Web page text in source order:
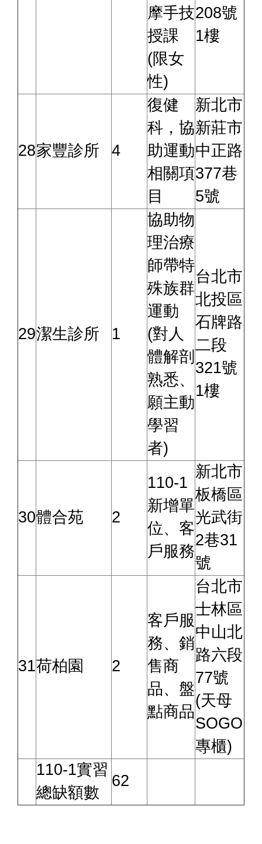
摩手技
授課
(限女
性)
208號
1樓
28家豐診所 4
復健
科，協
助運動
相關項
目
新北市
新莊市
中正路
377巷
5號
29潔生診所 1
協助物
理治療
師帶特
殊族群
運動
(對人
體解剖
熟悉、
願主動
學習
者)
台北市
北投區
石牌路
二段
321號
1樓
30體合苑 2
110-1
新增單
位、客
戶服務
新北市
板橋區
光武街
2巷31
號
31荷柏園 2
客戶服
務、銷
售商
品、盤
點商品
台北市
士林區
中山北
路六段
77號
(天母
SOGO
專櫃)
110-1實習
總缺額數
62